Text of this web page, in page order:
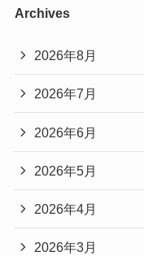
Archives
2026年8月
2026年7月
2026年6月
2026年5月
2026年4月
2026年3月